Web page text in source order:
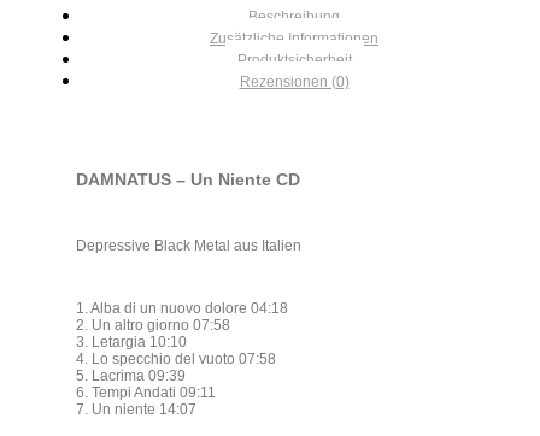
Beschreibung
Zusätzliche Informationen
Produktsicherheit
Rezensionen (0)
DAMNATUS – Un Niente CD
Depressive Black Metal aus Italien
1. Alba di un nuovo dolore 04:18
2. Un altro giorno 07:58
3. Letargia 10:10
4. Lo specchio del vuoto 07:58
5. Lacrima 09:39
6. Tempi Andati 09:11
7. Un niente 14:07